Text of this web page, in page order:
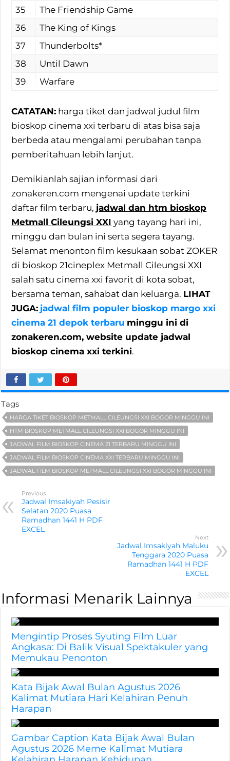
35
The Friendship Game
36
The King of Kings
37
Thunderbolts*
38
Until Dawn
39
Warfare
CATATAN: harga tiket dan jadwal judul film
bioskop cinema xxi terbaru di atas bisa saja
berbeda atau mengalami perubahan tanpa
pemberitahuan lebih lanjut.
Demikianlah sajian informasi dari
zonakeren.com mengenai update terkini
daftar film terbaru, jadwal dan htm bioskop
Metmall Cileungsi XXI yang tayang hari ini,
minggu dan bulan ini serta segera tayang.
Selamat menonton film kesukaan sobat ZOKER
di bioskop 21cineplex Metmall Cileungsi XXI
salah satu cinema xxi favorit di kota sobat,
bersama teman, sahabat dan keluarga. LIHAT
JUGA: jadwal film populer bioskop margo xxi
cinema 21 depok terbaru minggu ini di
zonakeren.com, website update jadwal
bioskop cinema xxi terkini.
Tags
HARGA TIKET BIOSKOP METMALL CILEUNGSI XXI BOGOR MINGGU INI
HTM BIOSKOP METMALL CILEUNGSI XXI BOGOR MINGGU INI
JADWAL FILM BIOSKOP CINEMA 21 TERBARU MINGGU INI
JADWAL FILM BIOSKOP CINEMA XXI TERBARU MINGGU INI
JADWAL FILM BIOSKOP METMALL CILEUNGSI XXI BOGOR MINGGU INI
Previous
Jadwal Imsakiyah Pesisir
Selatan 2020 Puasa
Ramadhan 1441 H PDF
EXCEL
Next
Jadwal Imsakiyah Maluku
Tenggara 2020 Puasa
Ramadhan 1441 H PDF
EXCEL
Informasi Menarik Lainnya
Mengintip Proses Syuting Film Luar
Angkasa: Di Balik Visual Spektakuler yang
Memukau Penonton
Kata Bijak Awal Bulan Agustus 2026
Kalimat Mutiara Hari Kelahiran Penuh
Harapan
Gambar Caption Kata Bijak Awal Bulan
Agustus 2026 Meme Kalimat Mutiara